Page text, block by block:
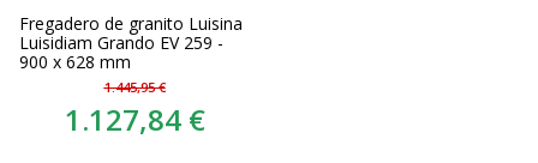
Fregadero de granito Luisina
Luisidiam Grando EV 259 -
900 x 628 mm
1.445,95 €
1.127,84 €